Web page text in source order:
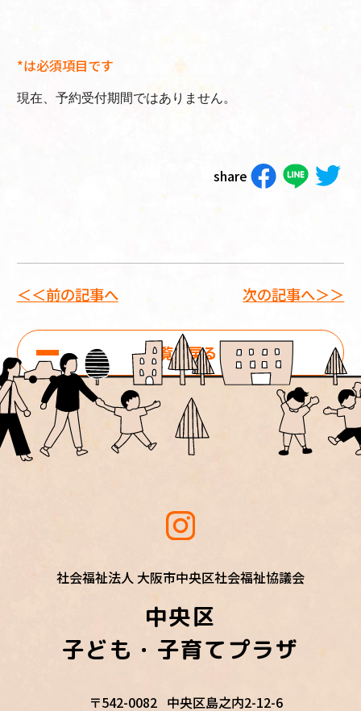
*は必須項目です
現在、予約受付期間ではありません。
share
＜＜前の記事へ
一覧に戻る
次の記事へ＞＞
社会福祉法人 大阪市中央区社会福祉協議会
中央区
子ども・子育てプラザ
〒542-0082 中央区島之内2-12-6